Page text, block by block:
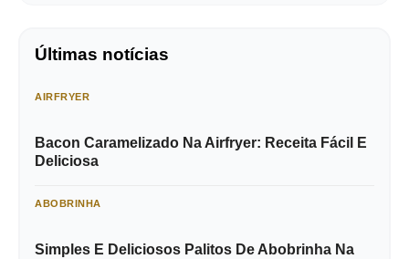
Últimas notícias
AIRFRYER
Bacon Caramelizado Na Airfryer: Receita Fácil E
Deliciosa
ABOBRINHA
Simples E Deliciosos Palitos De Abobrinha Na